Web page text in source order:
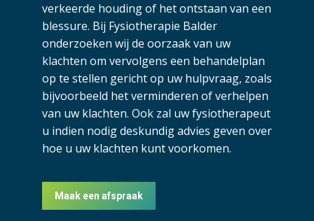
verkeerde houding of het ontstaan van een
blessure. Bij Fysiotherapie Balder
onderzoeken wij de oorzaak van uw
klachten om vervolgens een behandelplan
op te stellen gericht op uw hulpvraag, zoals
bijvoorbeeld het verminderen of verhelpen
van uw klachten. Ook zal uw fysiotherapeut
u indien nodig deskundig advies geven over
hoe u uw klachten kunt voorkomen.
Maak een afspraak